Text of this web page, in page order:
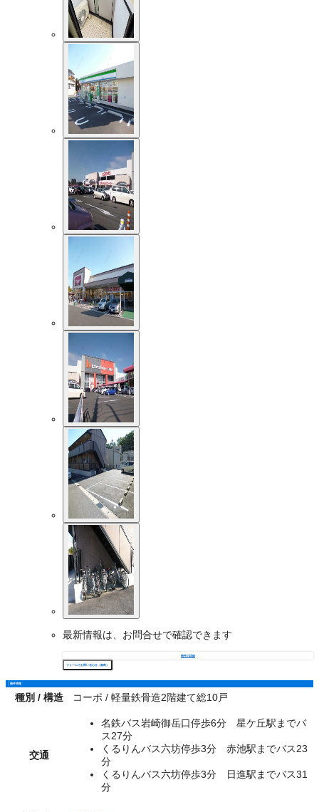
最新情報は、お問合せで確認できます
物件の詳細
フォームでお問い合わせ（無料）
物件情報
種別 / 構造 コーポ / 軽量鉄骨造2階建て総10戸
交通
名鉄バス岩崎御岳口停歩6分 星ケ丘駅までバ
ス27分
くるりんバス六坊停歩3分 赤池駅までバス23
分
くるりんバス六坊停歩3分 日進駅までバス31
分